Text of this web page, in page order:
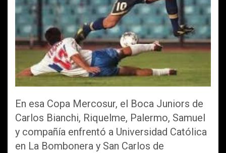
En esa Copa Mercosur, el Boca Juniors de
Carlos Bianchi, Riquelme, Palermo, Samuel
y compañía enfrentó a Universidad Católica
en La Bombonera y San Carlos de